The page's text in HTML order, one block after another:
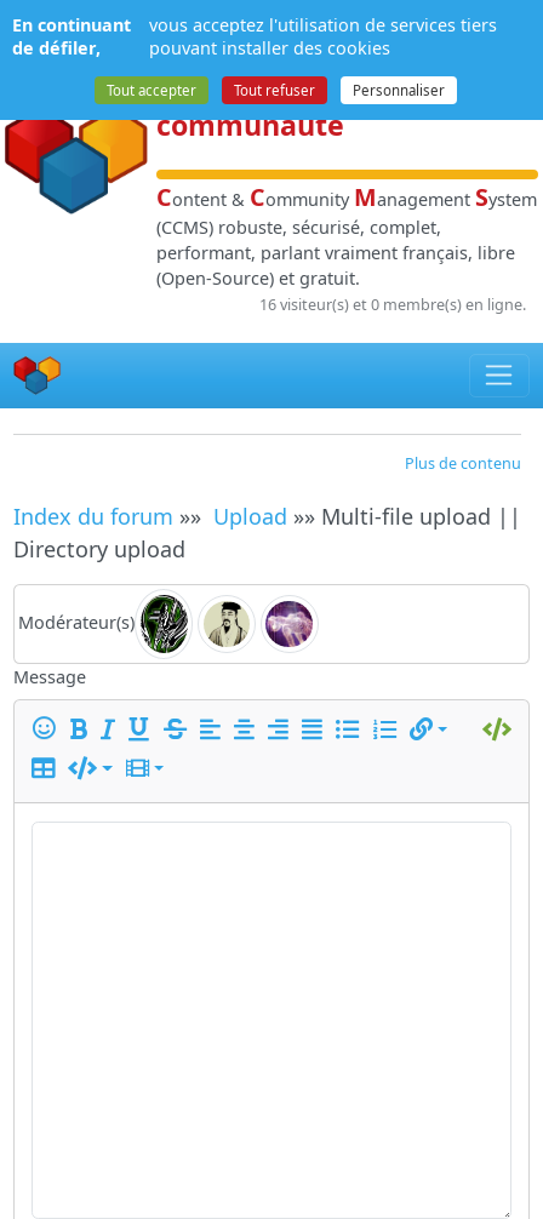
NPDS:Gestion de
contenuet de
communauté
Content & Community Management System
(CCMS) robuste, sécurisé, complet,
performant, parlant vraiment français, libre
(Open-Source) et gratuit.
16 visiteur(s) et 0 membre(s) en ligne.
Plus de contenu
Index du forum »» Upload »» Multi-file upload ||
Directory upload
Modérateur(s)
Message
Panneau de gestion des cookies
En continuant
de défiler,
vous acceptez l'utilisation de services tiers
pouvant installer des cookies
Tout accepter Tout refuser Personnaliser